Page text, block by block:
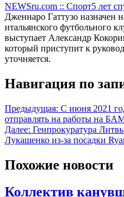
NEWSru.com :: Спорт5 лет
Дженнаро Гаттузо назначен
итальянского футбольного
выступает Александр
который приступит к
уточняется.
Навигация по
Предыдущая: С июня 2021
отправлять на работы на
Далее: Генпрокуратура
Лукашенко из-за посадки
Похожие новости
Коллектив